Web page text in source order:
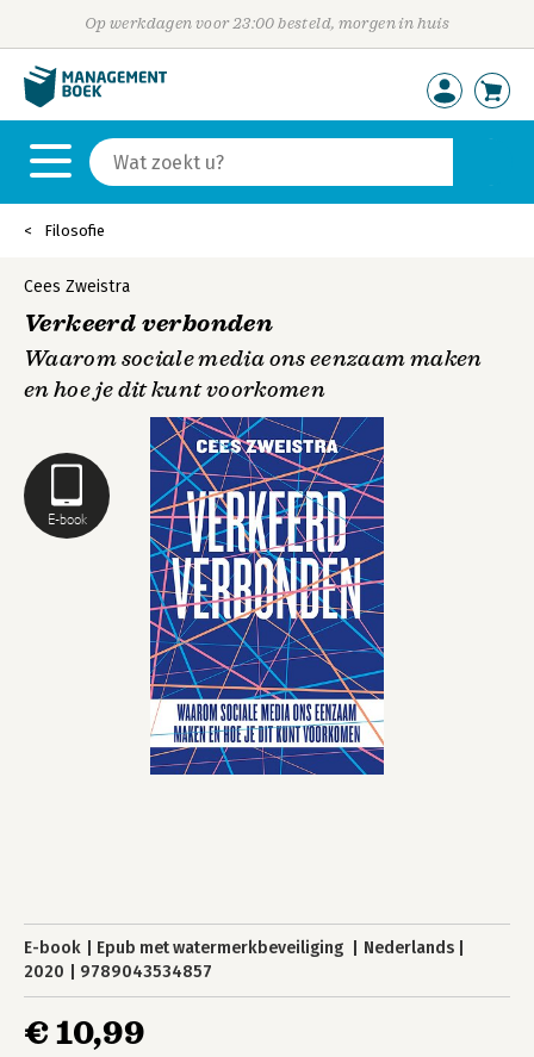
Op werkdagen voor 23:00 besteld, morgen in huis
Filosofie
E-book
Cees Zweistra
Verkeerd verbonden
Waarom sociale media ons eenzaam maken
en hoe je dit kunt voorkomen
E-book Epub met watermerkbeveiliging
Nederlands
2020
9789043534857
€ 10,99